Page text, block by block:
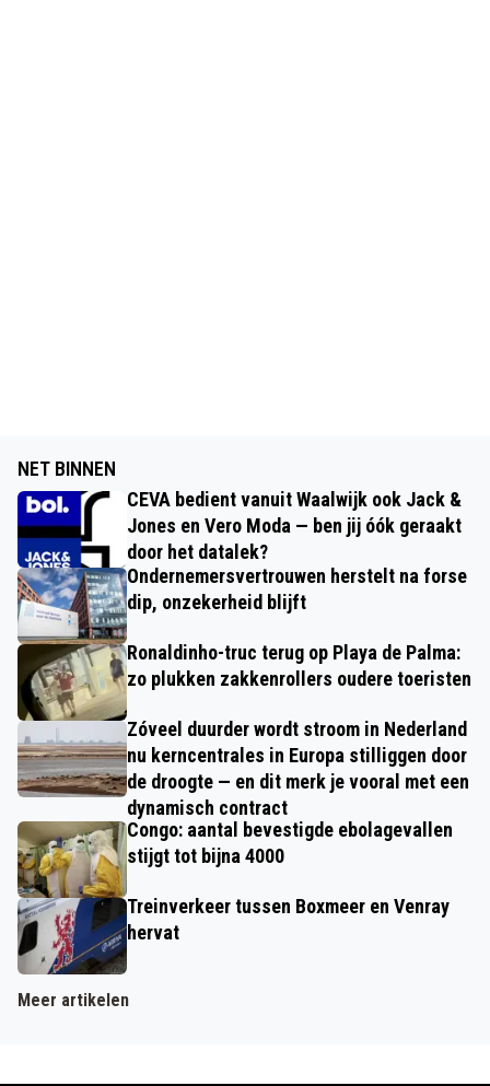
NET BINNEN
CEVA bedient vanuit Waalwijk ook Jack &
Jones en Vero Moda — ben jij óók geraakt
door het datalek?
Ondernemersvertrouwen herstelt na forse
dip, onzekerheid blijft
Ronaldinho-truc terug op Playa de Palma:
zo plukken zakkenrollers oudere toeristen
Zóveel duurder wordt stroom in Nederland
nu kerncentrales in Europa stilliggen door
de droogte — en dit merk je vooral met een
dynamisch contract
Congo: aantal bevestigde ebolagevallen
stijgt tot bijna 4000
Treinverkeer tussen Boxmeer en Venray
hervat
Meer artikelen